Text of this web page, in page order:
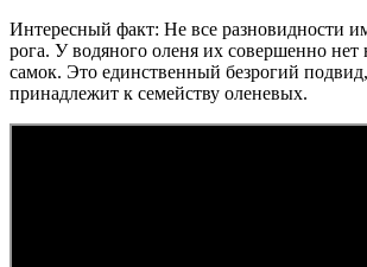
Интересный факт: Не все разновидности
рога. У водяного оленя их совершенно
самок. Это единственный безрогий
принадлежит к семейству оленевых.